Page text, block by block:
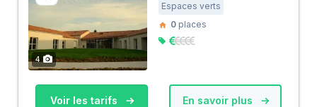
4
Espaces verts
0 places
Voir les tarifs En savoir plus